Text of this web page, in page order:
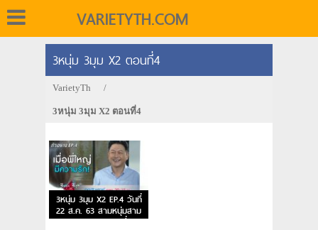
VARIETYTH.COM
3หนุ่ม 3มุม X2 ตอนที่4
VarietyTh /
3หนุ่ม 3มุม X2 ตอนที่4
3หนุ่ม 3มุม X2 EP.4 วันที่
22 ส.ค. 63 สามหนุ่มสาม
มุม คูณสอง ตอนที่ 4